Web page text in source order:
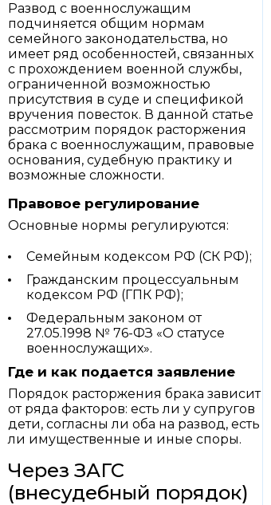
Развод с военнослужащим
подчиняется общим нормам
семейного законодательства, но
имеет ряд особенностей, связанных
с прохождением военной службы,
ограниченной возможностью
присутствия в суде и спецификой
вручения повесток. В данной статье
рассмотрим порядок расторжения
брака с военнослужащим, правовые
основания, судебную практику и
возможные сложности.
Правовое регулирование
Основные нормы регулируются:
Семейным кодексом РФ (СК РФ);
Гражданским процессуальным
кодексом РФ (ГПК РФ);
Федеральным законом от
27.05.1998 № 76-ФЗ «О статусе
военнослужащих».
Где и как подается заявление
Порядок расторжения брака зависит
от ряда факторов: есть ли у супругов
дети, согласны ли оба на развод, есть
ли имущественные и иные споры.
Через ЗАГС
(внесудебный порядок)